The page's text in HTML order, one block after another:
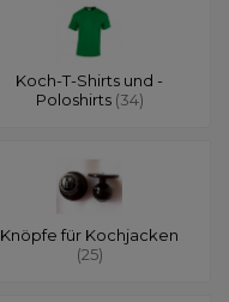
Koch-T-Shirts und -
Poloshirts (34)
Knöpfe für Kochjacken
(25)